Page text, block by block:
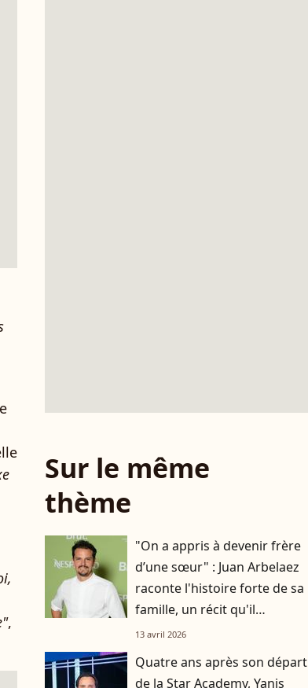
,
Sur le même
thème
"On a appris à devenir frère
d’une sœur" : Juan Arbelaez
raconte l'histoire forte de sa
famille, un récit qu'il
transmettra à son fils
13 avril 2026
Quatre ans après son départ
de la Star Academy, Yanis